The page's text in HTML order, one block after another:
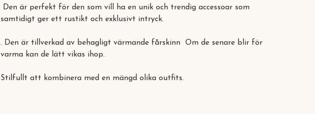
Den är perfekt för den som vill ha en unik och trendig accessoar som
samtidigt ger ett rustikt och exklusivt intryck.
. Den är tillverkad av behagligt värmande fårskinn Om de senare blir för
varma kan de lätt vikas ihop.
Stilfullt att kombinera med en mängd olika outfits.